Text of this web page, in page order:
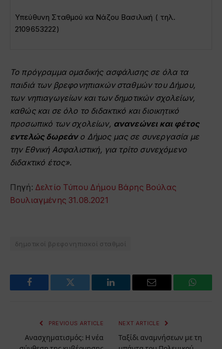
Υπεύθυνη Σταθμού κα Νάζου Βασιλική ( τηλ.
2109653222)
To πρόγραμμα ομαδικής ασφάλισης σε όλα τα
παιδιά των βρεφονηπιακών σταθμών του Δήμου,
των νηπιαγωγείων και των δημοτικών σχολείων,
καθώς και σε όλο το διδακτικό και διοικητικό
προσωπικό των σχολείων, ανανεώνει και φέτος
εντελώς δωρεάνο Δήμος μας σε συνεργασία με
την Εθνική Ασφαλιστική, για τρίτο συνεχόμενο
διδακτικό έτος».
Πηγή: Δελτίο Τύπου Δήμου Βάρης Βούλας
Βουλιαγμένης 31.08.2021
δημοτικοί βρεφονηπιακοί σταθμοί
Facebook Twitter LinkedIn Email
PREVIOUS ARTICLE
Ανασχηματισμός: Η νέα
NEXT ARTICLE
Ταξίδι αναμνήσεων με τη